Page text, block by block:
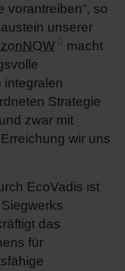
vorantreiben“, so
unserer
macht
integralen
Strategie
zwar mit
wir uns
EcoVadis ist
das
für